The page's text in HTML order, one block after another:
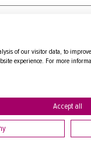
of our visitor data, to
experience. For more
Accept all